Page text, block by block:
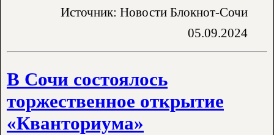
Источник: Новости Блокнот-Сочи
05.09.2024
В Сочи состоялось
торжественное открытие
«Кванториума»